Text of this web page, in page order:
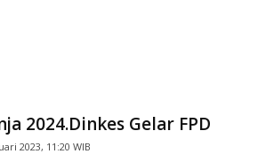
2024.Dinkes Gelar FPD
2023, 11:20 WIB